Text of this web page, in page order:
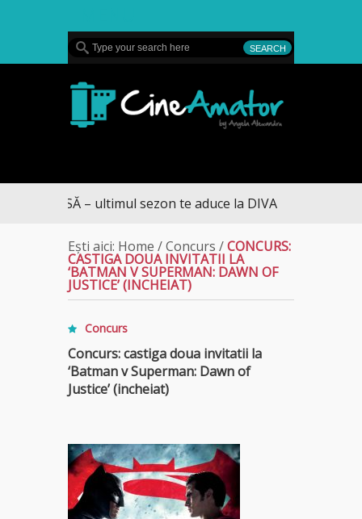
CASĂ – ultimul sezon te aduce la DIVA
Ești aici: Home /Concurs /CONCURS:
CASTIGA DOUA INVITATII LA
‘BATMAN V SUPERMAN: DAWN OF
JUSTICE’ (INCHEIAT)
Concurs
Concurs: castiga doua invitatii la
‘Batman v Superman: Dawn of
Justice’ (incheiat)